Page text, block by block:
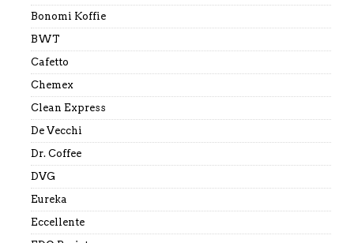
Bonomi Koffie
BWT
Cafetto
Chemex
Clean Express
De Vecchi
Dr. Coffee
DVG
Eureka
Eccellente